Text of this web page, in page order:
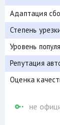
Адаптация
Степень
Уровень
Репутация
Оценка
не